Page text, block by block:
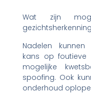
Wat zijn
Nadelen kunnen
kans op foutieve
mogelijke
spoofing. Ook
onderhoud